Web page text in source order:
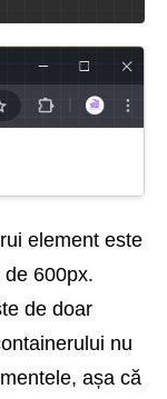
element este
600px.
de doar
nu
așa că